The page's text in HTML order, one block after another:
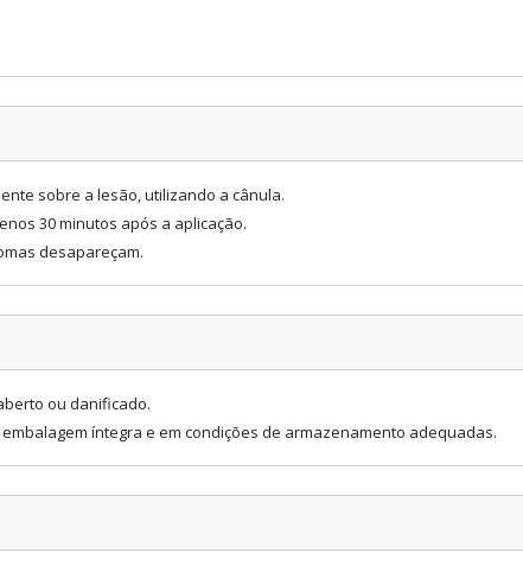
sobre a lesão, utilizando a cânula.
30 minutos após a aplicação.
desapareçam.
ou danificado.
íntegra e em condições de armazenamento adequadas.